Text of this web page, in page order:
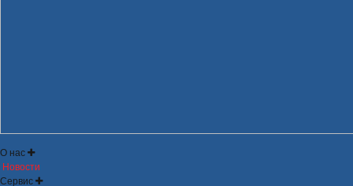
О нас
Новости
Сервис